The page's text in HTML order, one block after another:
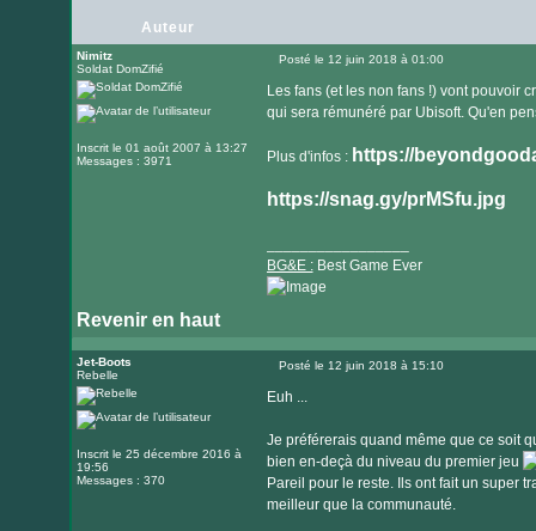
Auteur
Nimitz
Soldat DomZifié
Inscrit le 01 août 2007 à 13:27
Messages : 3971
Posté le 12 juin 2018 à 01:00
Les fans (et les non fans !) vont pouvoir
qui sera rémunéré par Ubisoft. Qu'en
Plus d'infos : https://
https://snag.gy/prMSfu.jpg
BG&E :Best Game Ever
Revenir en haut
le
Jet-Boots
Rebelle
Inscrit le 25 décembre 2016 à
19:56
Messages : 370
Posté le 12 juin 2018 à 15:10
Euh ...
Je préférerais quand même que ce soit
bien en-deçà du niveau du premier jeu
Pareil pour le reste. Ils ont fait un super
meilleur que la communauté.